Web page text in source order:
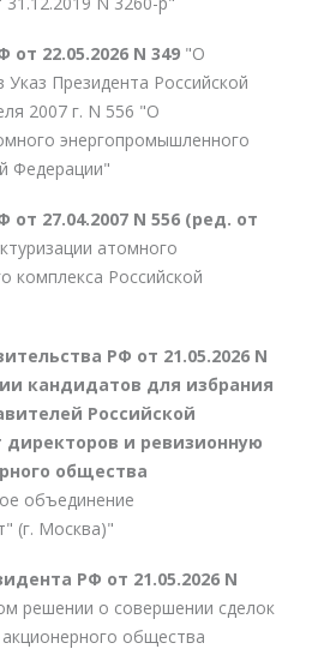
22.05.2026 N 349 "О
Указ Президента Российской
2007 г. N 556 "О
энергопромышленного
Федерации"
27.04.2007 N 556 (ред. от
атомного
комплекса Российской
РФ от 21.05.2026 N
кандидатов для избрания
Российской
и ревизионную
общества
объединение
(г. Москва)"
РФ от 21.05.2026 N
решении о совершении сделок
общества